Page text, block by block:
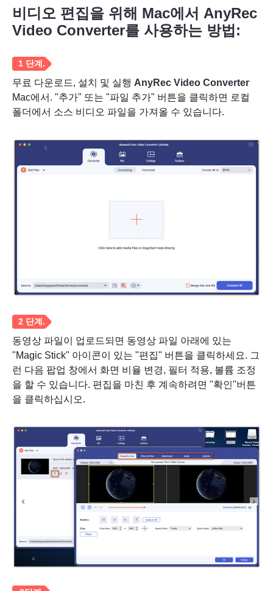
비디오 편집을 위해 Mac에서 AnyRec
Video Converter를 사용하는 방법:
무료 다운로드, 설치 및 실행 AnyRec Video Converter
Mac에서. "추가" 또는 "파일 추가" 버튼을 클릭하면 로컬
폴더에서 소스 비디오 파일을 가져올 수 있습니다.
동영상 파일이 업로드되면 동영상 파일 아래에 있는
"Magic Stick" 아이콘이 있는 "편집" 버튼을 클릭하세요. 그
런 다음 팝업 창에서 화면 비율 변경, 필터 적용, 볼륨 조정
을 할 수 있습니다. 편집을 마친 후 계속하려면 "확인"버튼
을 클릭하십시오.